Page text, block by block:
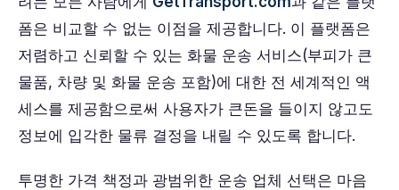
폼은 비교할 수 없는 이점을 제공합니다. 이 플랫폼은
저렴하고 신뢰할 수 있는 화물 운송 서비스(부피가 큰
물품, 차량 및 화물 운송 포함)에 대한 전 세계적인 액
세스를 제공함으로써 사용자가 큰돈을 들이지 않고도
정보에 입각한 물류 결정을 내릴 수 있도록 합니다.
투명한 가격 책정과 광범위한 운송 업체 선택은 마음